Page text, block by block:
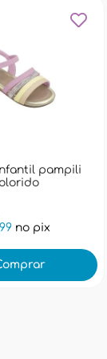
pampili
no pix